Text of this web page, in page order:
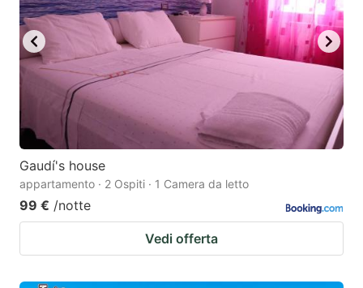
Gaudí's house
appartamento · 2 Ospiti · 1 Camera da letto
99 € /notte
Vedi offerta